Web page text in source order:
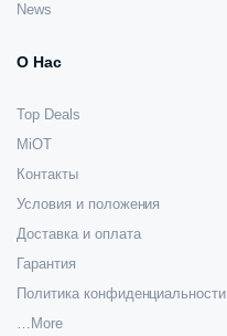
News
О Нас
Top Deals
MiOT
Контакты
Условия и положения
Доставка и оплата
Гарантия
Политика конфиденциальности
…More